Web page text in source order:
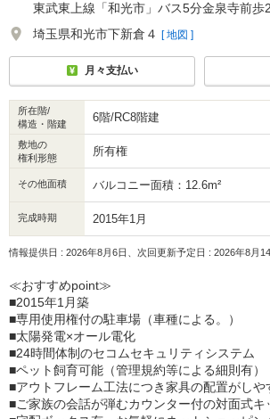
東武東上線「和光市」バス5分金泉寺前歩
埼玉県和光市下新倉４ [ 地図 ]
月々支払い
所在階/
構造・階建
6階/RC8階建
敷地の
権利形態
所有権
その他面積 バルコニー面積：12.6m²
完成時期 2015年1月
情報提供日 : 2026年8月6日、次回更新予定日 : 2026年8月
≪おすすめpoint≫
■2015年1月築
■専用使用権付の駐車場（車種による。）
■太陽発電×オール電化
■24時間体制のセコムセキュリティシステム
■ペット飼育可能（管理規約等による細則有）
■アウトフレーム工法につき家具の配置がしや
■ご家族の会話が弾むカウンター付の対面式キ